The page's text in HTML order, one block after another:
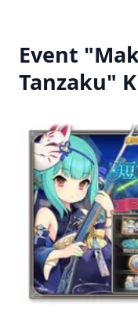
Event
Tanzaku"